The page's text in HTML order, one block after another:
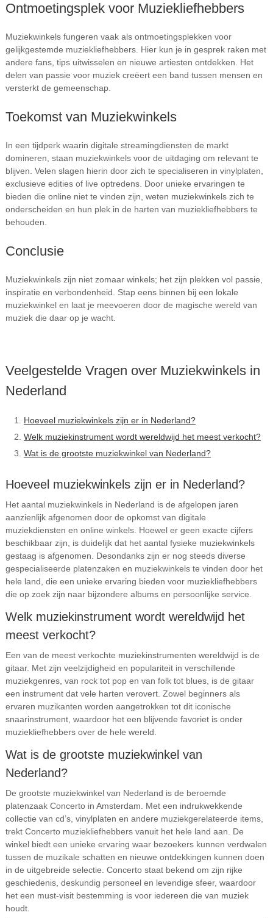
Ontmoetingsplek voor Muziekliefhebbers
Muziekwinkels fungeren vaak als ontmoetingsplekken voor
gelijkgestemde muziekliefhebbers. Hier kun je in gesprek raken met
andere fans, tips uitwisselen en nieuwe artiesten ontdekken. Het
delen van passie voor muziek creëert een band tussen mensen en
versterkt de gemeenschap.
Toekomst van Muziekwinkels
In een tijdperk waarin digitale streamingdiensten de markt
domineren, staan muziekwinkels voor de uitdaging om relevant te
blijven. Velen slagen hierin door zich te specialiseren in vinylplaten,
exclusieve edities of live optredens. Door unieke ervaringen te
bieden die online niet te vinden zijn, weten muziekwinkels zich te
onderscheiden en hun plek in de harten van muziekliefhebbers te
behouden.
Conclusie
Muziekwinkels zijn niet zomaar winkels; het zijn plekken vol passie,
inspiratie en verbondenheid. Stap eens binnen bij een lokale
muziekwinkel en laat je meevoeren door de magische wereld van
muziek die daar op je wacht.
Veelgestelde Vragen over Muziekwinkels in
Nederland
Hoeveel muziekwinkels zijn er in Nederland?
Welk muziekinstrument wordt wereldwijd het meest verkocht?
Wat is de grootste muziekwinkel van Nederland?
Hoeveel muziekwinkels zijn er in Nederland?
Het aantal muziekwinkels in Nederland is de afgelopen jaren
aanzienlijk afgenomen door de opkomst van digitale
muziekdiensten en online winkels. Hoewel er geen exacte cijfers
beschikbaar zijn, is duidelijk dat het aantal fysieke muziekwinkels
gestaag is afgenomen. Desondanks zijn er nog steeds diverse
gespecialiseerde platenzaken en muziekwinkels te vinden door het
hele land, die een unieke ervaring bieden voor muziekliefhebbers
die op zoek zijn naar bijzondere albums en persoonlijke service.
Welk muziekinstrument wordt wereldwijd het
meest verkocht?
Een van de meest verkochte muziekinstrumenten wereldwijd is de
gitaar. Met zijn veelzijdigheid en populariteit in verschillende
muziekgenres, van rock tot pop en van folk tot blues, is de gitaar
een instrument dat vele harten verovert. Zowel beginners als
ervaren muzikanten worden aangetrokken tot dit iconische
snaarinstrument, waardoor het een blijvende favoriet is onder
muziekliefhebbers over de hele wereld.
Wat is de grootste muziekwinkel van
Nederland?
De grootste muziekwinkel van Nederland is de beroemde
platenzaak Concerto in Amsterdam. Met een indrukwekkende
collectie van cd’s, vinylplaten en andere muziekgerelateerde items,
trekt Concerto muziekliefhebbers vanuit het hele land aan. De
winkel biedt een unieke ervaring waar bezoekers kunnen verdwalen
tussen de muzikale schatten en nieuwe ontdekkingen kunnen doen
in de uitgebreide selectie. Concerto staat bekend om zijn rijke
geschiedenis, deskundig personeel en levendige sfeer, waardoor
het een must-visit bestemming is voor iedereen die van muziek
houdt.